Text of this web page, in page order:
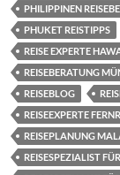
PHILIPPINEN
PHUKET REISTIPPS
REISE EXPERTE
REISEBERATUNG
REISEBLOG
REISEEXPERTE
REISEPLANUNG
REISESPEZIALIST